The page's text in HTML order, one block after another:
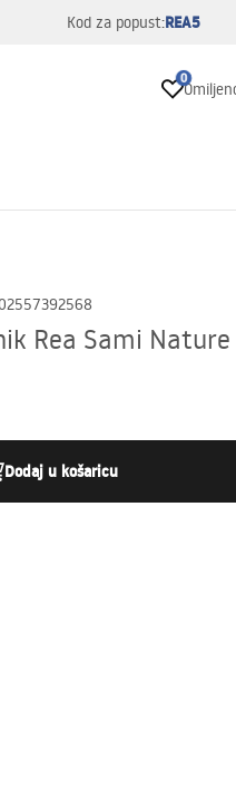
Kod za popust:REA5
0
Rea Sami
Dodaj u košaricu